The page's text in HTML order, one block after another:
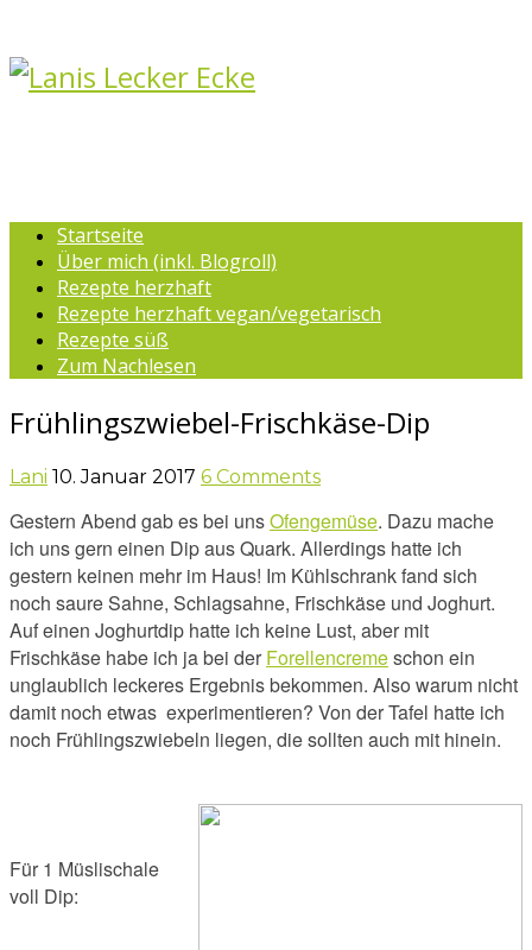
Startseite
Über mich (inkl. Blogroll)
Rezepte herzhaft
Rezepte herzhaft vegan/vegetarisch
Rezepte süß
Zum Nachlesen
Frühlingszwiebel-Frischkäse-Dip
Lani 10. Januar 2017 6 Comments
Gestern Abend gab es bei unsOfengemüse. Dazu mache
ich uns gern einen Dip aus Quark. Allerdings hatte ich
gestern keinen mehr im Haus! Im Kühlschrank fand sich
noch saure Sahne, Schlagsahne, Frischkäse und Joghurt.
Auf einen Joghurtdip hatte ich keine Lust, aber mit
Frischkäse habe ich ja bei der Forellencremeschon ein
unglaublich leckeres Ergebnis bekommen. Also warum nicht
damit noch etwas experimentieren? Von der Tafel hatte ich
noch Frühlingszwiebeln liegen, die sollten auch mit hinein.
Für 1 Müslischale
voll Dip: